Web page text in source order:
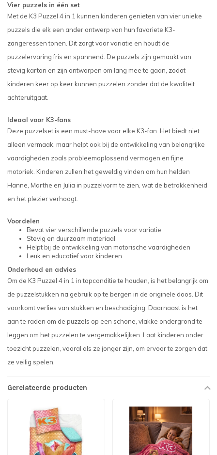
Vier puzzels in één set
Met de K3 Puzzel 4 in 1 kunnen kinderen genieten van vier unieke
puzzels die elk een ander ontwerp van hun favoriete K3-
zangeressen tonen. Dit zorgt voor variatie en houdt de
puzzelervaring fris en spannend. De puzzels zijn gemaakt van
stevig karton en zijn ontworpen om lang mee te gaan, zodat
kinderen keer op keer kunnen puzzelen zonder dat de kwaliteit
achteruitgaat.
Ideaal voor K3-fans
Deze puzzelset is een must-have voor elke K3-fan. Het biedt niet
alleen vermaak, maar helpt ook bij de ontwikkeling van belangrijke
vaardigheden zoals probleemoplossend vermogen en fijne
motoriek. Kinderen zullen het geweldig vinden om hun helden
Hanne, Marthe en Julia in puzzelvorm te zien, wat de betrokkenheid
en het plezier verhoogt.
Voordelen
Bevat vier verschillende puzzels voor variatie
Stevig en duurzaam materiaal
Helpt bij de ontwikkeling van motorische vaardigheden
Leuk en educatief voor kinderen
Onderhoud en advies
Om de K3 Puzzel 4 in 1 in topconditie te houden, is het belangrijk om
de puzzelstukken na gebruik op te bergen in de originele doos. Dit
voorkomt verlies van stukken en beschadiging. Daarnaast is het
aan te raden om de puzzels op een schone, vlakke ondergrond te
leggen om het puzzelen te vergemakkelijken. Laat kinderen onder
toezicht puzzelen, vooral als ze jonger zijn, om ervoor te zorgen dat
ze veilig spelen.
Gerelateerde producten